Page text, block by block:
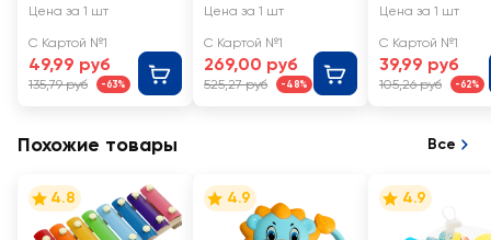
фигурками, 110мл,
Цена за 1 шт
С Картой №1
49,99 руб
135,79 руб -63%
суперлегкий, 24
24
Цена за 1 шт
С Картой №1
269,00 руб
525,27 руб -48%
ассортименте
Цена за 1 шт
С Картой №1
39,99 руб
105,26 руб -62%
Похожие товары Все
4.8 4.9 4.9